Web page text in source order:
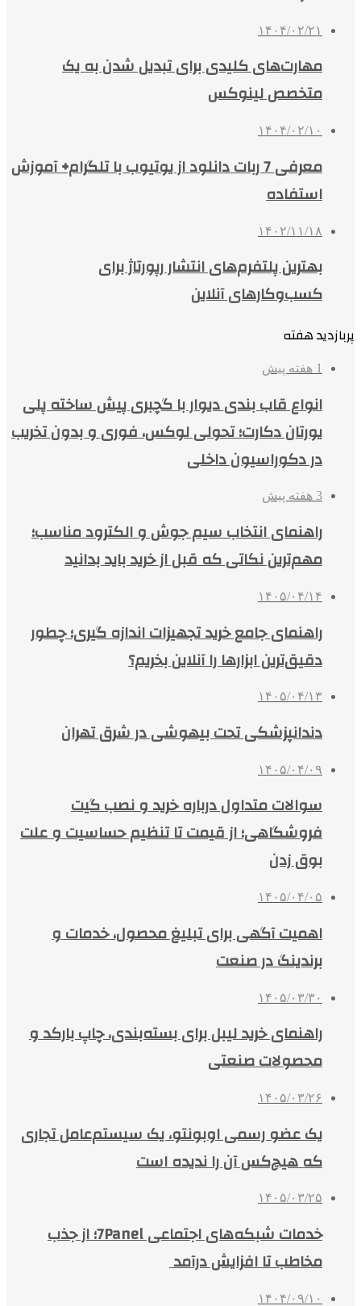
۱۴۰۴/۰۲/۲۱
مهارت‌های کلیدی برای تبدیل شدن به یک
متخصص لینوکس
۱۴۰۴/۰۲/۱۰
معرفی 7 ربات دانلود از یوتیوب با تلگرام+ آموزش
استفاده
۱۴۰۲/۱۱/۱۸
بهترین پلتفرم‌های انتشار رپورتاژ برای
کسب‌وکارهای آنلاین
پربازدید هفته
1 هفته پیش
انواع قاب بندی دیوار با گچبری پیش ساخته پلی
یورتان دکارت؛ تحولی لوکس، فوری و بدون تخریب
در دکوراسیون داخلی
3 هفته پیش
راهنمای انتخاب سیم جوش و الکترود مناسب؛
مهم‌ترین نکاتی که قبل از خرید باید بدانید
۱۴۰۵/۰۴/۱۴
راهنمای جامع خرید تجهیزات اندازه گیری؛ چطور
دقیق‌ترین ابزارها را آنلاین بخریم؟
۱۴۰۵/۰۴/۱۳
دندانپزشکی تحت بیهوشی در شرق تهران
۱۴۰۵/۰۴/۰۹
سوالات متداول درباره خرید و نصب گیت
فروشگاهی؛ از قیمت تا تنظیم حساسیت و علت
بوق زدن
۱۴۰۵/۰۴/۰۵
اهمیت آگهی برای تبلیغ محصول، خدمات و
برندینگ در صنعت
۱۴۰۵/۰۳/۳۰
راهنمای خرید لیبل برای بسته‌بندی، چاپ بارکد و
محصولات صنعتی
۱۴۰۵/۰۳/۲۶
یک عضو رسمی اوبونتو، یک سیستم‌عامل تجاری
که هیچ‌کس آن را ندیده است
۱۴۰۵/۰۳/۲۵
خدمات شبکه‌های اجتماعی 7Panel؛ از جذب
مخاطب تا افزایش درآمد
۱۴۰۴/۰۹/۱۰